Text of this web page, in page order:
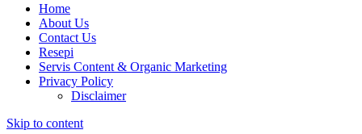
Home
About Us
Contact Us
Resepi
Servis Content & Organic Marketing
Privacy Policy
Disclaimer
Skip to content